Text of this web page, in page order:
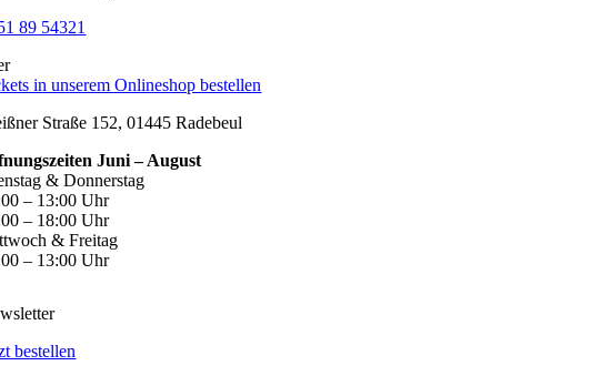
89 54321
in unserem Onlineshop bestellen
Straße 152, 01445 Radebeul
Juni – August
& Donnerstag
– 13:00 Uhr
– 18:00 Uhr
& Freitag
– 13:00 Uhr
bestellen